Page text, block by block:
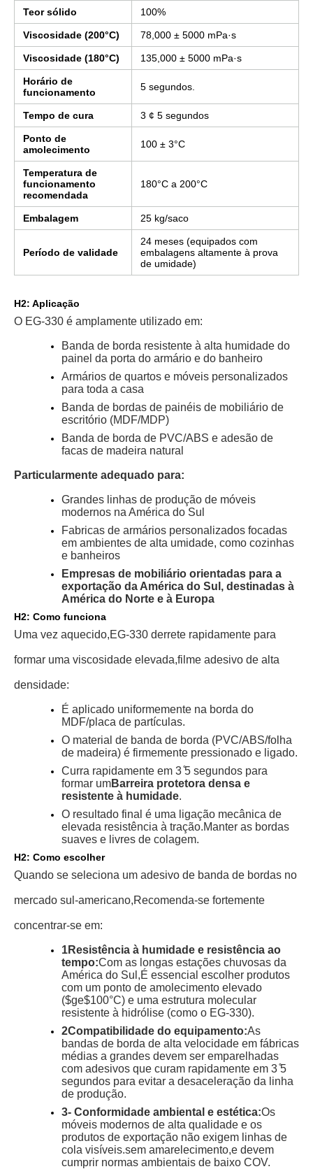
Teor sólido 100%
Viscosidade (200°C) 78,000 ± 5000 mPa·s
Viscosidade (180°C) 135,000 ± 5000 mPa·s
Horário de
funcionamento
5 segundos.
Tempo de cura 3 ¢ 5 segundos
Ponto de
amolecimento
100 ± 3°C
Temperatura de
funcionamento
recomendada
180°C a 200°C
Embalagem 25 kg/saco
Período de validade
24 meses (equipados com
embalagens altamente à prova
de umidade)
H2: Aplicação
O EG-330 é amplamente utilizado em:
Banda de borda resistente à alta humidade do
painel da porta do armário e do banheiro
Armários de quartos e móveis personalizados
para toda a casa
Banda de bordas de painéis de mobiliário de
escritório (MDF/MDP)
Banda de borda de PVC/ABS e adesão de
facas de madeira natural
Particularmente adequado para:
Grandes linhas de produção de móveis
modernos na América do Sul
Fabricas de armários personalizados focadas
em ambientes de alta umidade, como cozinhas
e banheiros
Empresas de mobiliário orientadas para a
exportação da América do Sul, destinadas à
América do Norte e à Europa
H2: Como funciona
Uma vez aquecido,EG-330 derrete rapidamente para
formar uma viscosidade elevada,filme adesivo de alta
densidade:
É aplicado uniformemente na borda do
MDF/placa de partículas.
O material de banda de borda (PVC/ABS/folha
de madeira) é firmemente pressionado e ligado.
Curra rapidamente em 3 ̊5 segundos para
formar umBarreira protetora densa e
resistente à humidade.
O resultado final é uma ligação mecânica de
elevada resistência à tração.Manter as bordas
suaves e livres de colagem.
H2: Como escolher
Quando se seleciona um adesivo de banda de bordas no
mercado sul-americano,Recomenda-se fortemente
concentrar-se em:
1Resistência à humidade e resistência ao
tempo:Com as longas estações chuvosas da
América do Sul,É essencial escolher produtos
com um ponto de amolecimento elevado
($ge$100°C) e uma estrutura molecular
resistente à hidrólise (como o EG-330).
2Compatibilidade do equipamento:As
bandas de borda de alta velocidade em fábricas
médias a grandes devem ser emparelhadas
com adesivos que curam rapidamente em 3 ̊5
segundos para evitar a desaceleração da linha
de produção.
3- Conformidade ambiental e estética:Os
móveis modernos de alta qualidade e os
produtos de exportação não exigem linhas de
cola visíveis.sem amarelecimento,e devem
cumprir normas ambientais de baixo COV.